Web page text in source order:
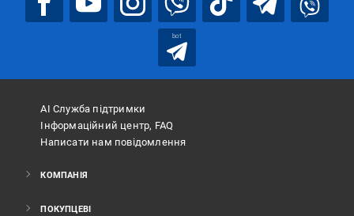
bot
АІ Служба підтримки
Інформаційний центр, FAQ
Написати нам повідомлення
КОМПАНІЯ
ПОКУПЦЕВІ